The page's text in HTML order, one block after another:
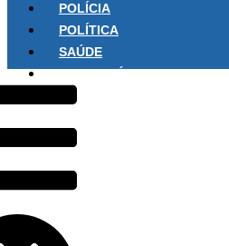
POLÍCIA
POLÍTICA
SAÚDE
SOBRE NÓS